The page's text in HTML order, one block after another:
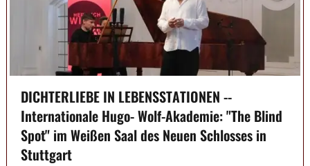
DICHTERLIEBE IN LEBENSSTATIONEN --
Internationale Hugo- Wolf-Akademie: "The Blind
Spot" im Weißen Saal des Neuen Schlosses in
Stuttgart